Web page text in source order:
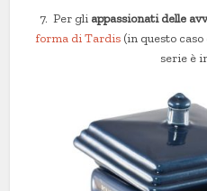
7. Per gli appassionati delle
forma di Tardis (in questo caso
serie è